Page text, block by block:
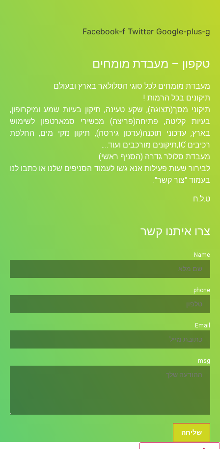
Facebook-f Twitter Google-plus-g
טקפון – מעבדת מומחים
מעבדת מומחים לכל סוגי הסלולאר בארץ ובעולם
תיקונים בכל הרמות !
תיקוני מסך(תצוגה), שקע טעינה, תיקון בעיות שמע ומיקרופון,
בעיות קליטה, פתיחה(פריצה) מכשירי סמארטפון לשימוש
בארץ, עדכוני תוכנה(עדכון גירסה), תיקון נזקי מים, החלפת
רכיבים ICׁ,תיקונים מורכבים ועוד….
מעבדת סלולר גדרה (הסניף ראשי)
לבירור שעות פעילות אנא גשו לעמוד הסניפים שלנו או כתבו לנו
בעמוד "צור קשר".
ט.ל.ח
צרו איתנו קשר
Name
phone
Email
msg
שליחה